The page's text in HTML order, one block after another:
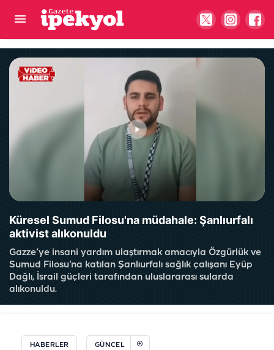
Küresel Sumud Filosu'na müdahale: Şanlıurfalı
aktivist alıkonuldu
Gazze’ye insani yardım ulaştırmak amacıyla Özgürlük ve
Sumud Filosu’na katılan Şanlıurfalı sağlık çalışanı Eyüp
Dağlı, İsrail güçleri tarafından uluslararası sularda
alıkonuldu.
HABERLER GÜNCEL
Şanlıurfa'da sıcaktan kaçanlara park engeli!
"Nefes almak istiyoruz, onda da sulama yapılıyor”